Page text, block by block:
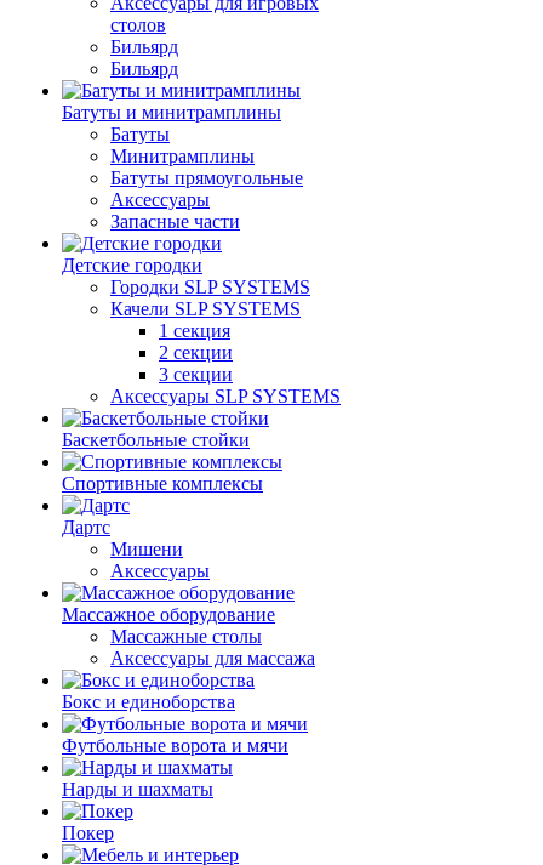
столов
Бильяpд
Бильяpд
Батуты и минитрамплины
Батуты
Минитрамплины
Батуты прямоугольные
Аксессуары
Запасные части
Детские городки
Городки SLP SYSTEMS
Качели SLP SYSTEMS
1 секция
2 секции
3 секции
Аксессуары SLP SYSTEMS
Баскетбольные стойки
Спортивные комплексы
Дартс
Мишени
Аксессуары
Массажное оборудование
Массажные столы
Аксессуары для массажа
Бокс и единоборства
Футбольные ворота и мячи
Нарды и шахматы
Покер